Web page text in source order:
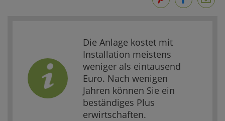
Die Anlage kostet mit
Installation meistens
weniger als eintausend
Euro. Nach wenigen
Jahren können Sie ein
beständiges Plus
erwirtschaften.